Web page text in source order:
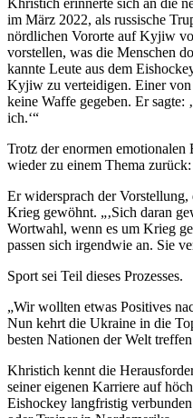
im März 2022, als russische
nördlichen Vororte auf Kyjiw
vorstellen, was die Menschen
kannte Leute aus dem
Kyjiw zu verteidigen. Einer von
keine Waffe gegeben. Er sagte:
ich.‘“
Trotz der enormen
wieder zu einem Thema
Er widersprach der
Krieg gewöhnt. „‚Sich daran
Wortwahl, wenn es um Krieg
passen sich irgendwie an. Sie
Sport sei Teil dieses Prozesses.
„Wir wollten etwas Positives
Nun kehrt die Ukraine in die
besten Nationen der Welt
Khristich kennt die
seiner eigenen Karriere auf
Eishockey langfristig